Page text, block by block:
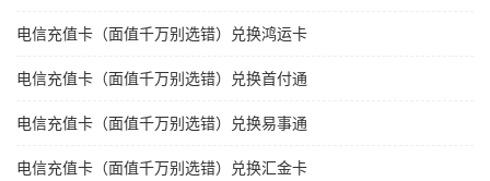
电信充值卡（面值千万别选错）兑换鸿运卡
电信充值卡（面值千万别选错）兑换首付通
电信充值卡（面值千万别选错）兑换易事通
电信充值卡（面值千万别选错）兑换汇金卡